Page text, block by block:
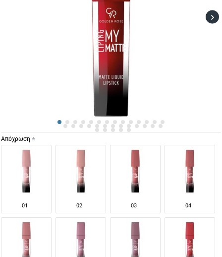
Απόχρωση
01 02 03 04